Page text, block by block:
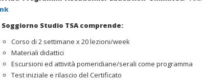
Studio TSA comprende:
Corso di 2 settimane x 20 lezioni/week
Materiali didattici
Escursioni ed attività pomeridiane/serali come programma
Test iniziale e rilascio del Certificato